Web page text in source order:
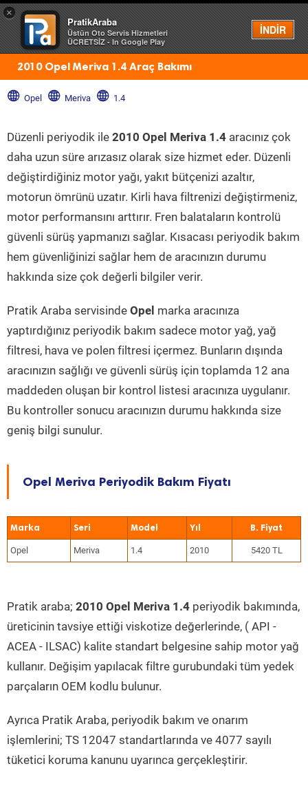
×
PratikAraba
Üstün Oto Servis Hizmetleri
ÜCRETSİZ - In Google Play
İNDİR
Menü
2010 Opel Meriva 1.4 Araç Bakımı
Opel Meriva 1.4
Düzenli periyodik ile 2010 Opel Meriva 1.4 aracınız çok
daha uzun süre arızasız olarak size hizmet eder. Düzenli
değiştirdiğiniz motor yağı, yakıt bütçenizi azaltır,
motorun ömrünü uzatır. Kirli hava filtrenizi değiştirmeniz,
motor performansını arttırır. Fren balataların kontrolü
güvenli sürüş yapmanızı sağlar. Kısacası periyodik bakım
hem güvenliğinizi sağlar hem de aracınızın durumu
hakkında size çok değerli bilgiler verir.
Pratik Araba servisinde Opel marka aracınıza
yaptırdığınız periyodik bakım sadece motor yağ, yağ
filtresi, hava ve polen filtresi içermez. Bunların dışında
aracınızın sağlığı ve güvenli sürüş için toplamda 12 ana
maddeden oluşan bir kontrol listesi aracınıza uygulanır.
Bu kontroller sonucu aracınızın durumu hakkında size
geniş bilgi sunulur.
Opel Meriva Periyodik Bakım Fiyatı
Marka Seri Model Yıl
Opel Meriva 1.4 2010 5420 TL
Pratik araba; 2010 Opel Meriva 1.4 periyodik bakımında,
üreticinin tavsiye ettiği viskotize değerlerinde, ( API -
ACEA - ILSAC) kalite standart belgesine sahip motor yağ
kullanır. Değişim yapılacak filtre gurubundaki tüm yedek
parçaların OEM kodlu bulunur.
Ayrıca Pratik Araba, periyodik bakım ve onarım
işlemlerini; TS 12047 standartlarında ve 4077 sayılı
tüketici koruma kanunu uyarınca gerçekleştirir.